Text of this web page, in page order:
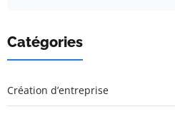
Catégories
Création d’entreprise